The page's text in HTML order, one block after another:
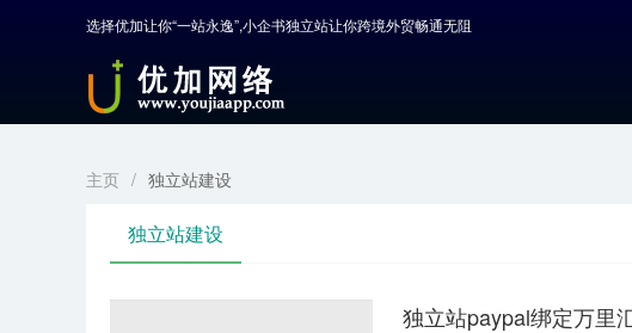
选择优加让你“一站永逸”,小企书独立站让你跨境外贸畅通无阻
首页
产品中心
主页 / 独立站建设
独立站建设
独立站paypal绑定万里